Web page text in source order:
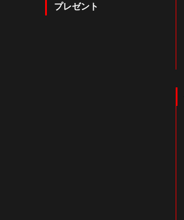
プレゼント